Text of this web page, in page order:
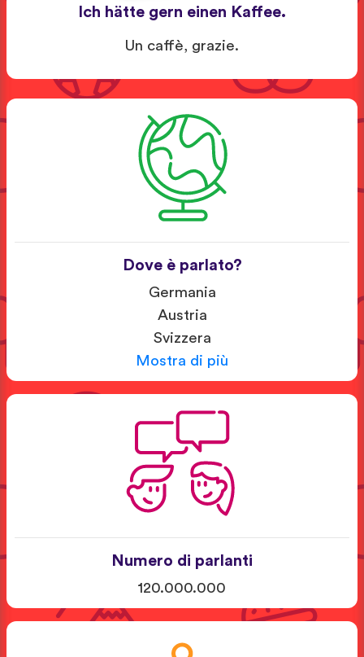
Ich hätte gern einen Kaffee.
Un caffè, grazie.
Dove è parlato?
Germania
Austria
Svizzera
Mostra di più
Numero di parlanti
120.000.000